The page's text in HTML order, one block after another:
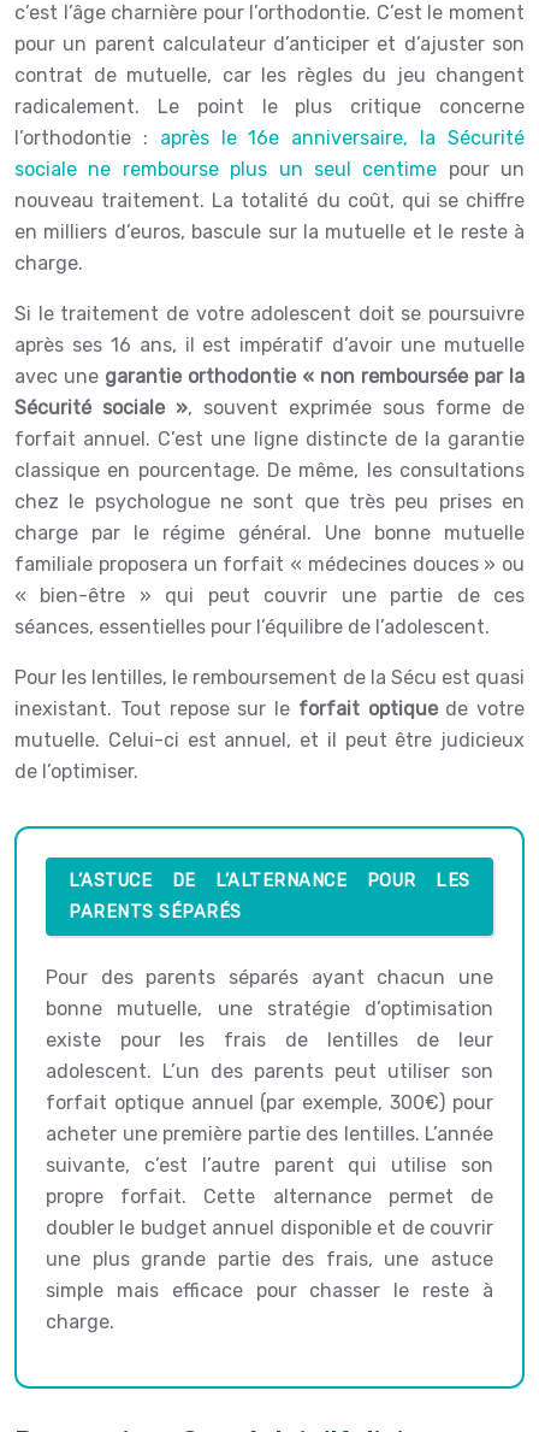
c’est l’âge charnière pour l’orthodontie. C’est le moment
pour un parent calculateur d’anticiper et d’ajuster son
contrat de mutuelle, car les règles du jeu changent
radicalement. Le point le plus critique concerne
l’orthodontie : après le 16e anniversaire, la Sécurité
sociale ne rembourse plus un seul centime pour un
nouveau traitement. La totalité du coût, qui se chiffre
en milliers d’euros, bascule sur la mutuelle et le reste à
charge.
Si le traitement de votre adolescent doit se poursuivre
après ses 16 ans, il est impératif d’avoir une mutuelle
avec une garantie orthodontie « non remboursée par la
Sécurité sociale », souvent exprimée sous forme de
forfait annuel. C’est une ligne distincte de la garantie
classique en pourcentage. De même, les consultations
chez le psychologue ne sont que très peu prises en
charge par le régime général. Une bonne mutuelle
familiale proposera un forfait « médecines douces » ou
« bien-être » qui peut couvrir une partie de ces
séances, essentielles pour l’équilibre de l’adolescent.
Pour les lentilles, le remboursement de la Sécu est quasi
inexistant. Tout repose sur le forfait optiquede votre
mutuelle. Celui-ci est annuel, et il peut être judicieux
de l’optimiser.
L’ASTUCE DE L’ALTERNANCE POUR LES
PARENTS SÉPARÉS
Pour des parents séparés ayant chacun une
bonne mutuelle, une stratégie d’optimisation
existe pour les frais de lentilles de leur
adolescent. L’un des parents peut utiliser son
forfait optique annuel (par exemple, 300€) pour
acheter une première partie des lentilles. L’année
suivante, c’est l’autre parent qui utilise son
propre forfait. Cette alternance permet de
doubler le budget annuel disponible et de couvrir
une plus grande partie des frais, une astuce
simple mais efficace pour chasser le reste à
charge.